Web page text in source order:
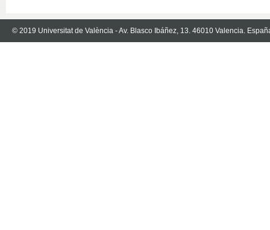
© 2019 Universitat de València - Av. Blasco Ibáñez, 13. 46010 Valencia.